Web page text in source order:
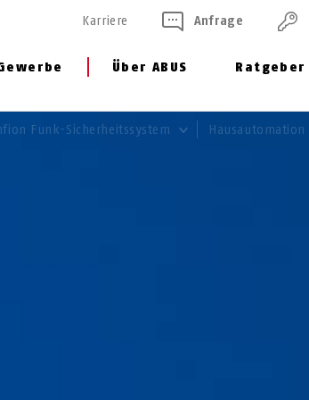
Über ABUS Ratgeber
Karriere Anfrage
Funk-Sicherheitssystem Hausautomation